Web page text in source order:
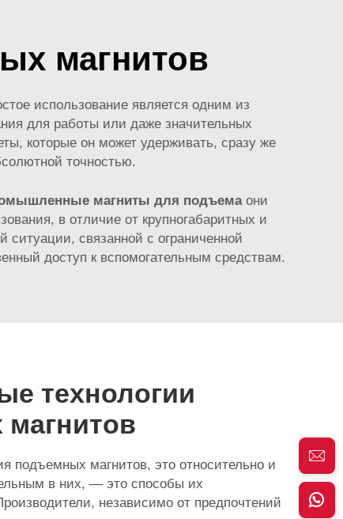
магнитов
использование является одним из
для работы или даже значительных
которые он может удерживать, сразу же
точностью.
магниты для подъема они
в отличие от крупногабаритных и
связанной с ограниченной
доступ к вспомогательным средствам.
технологии
подъемных магнитов, это относительно и
в них, — это способы их
независимо от предпочтений